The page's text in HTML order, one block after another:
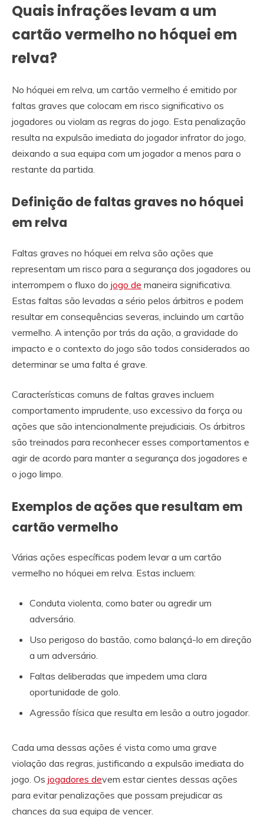
Quais infrações levam a um
cartão vermelho no hóquei em
relva?
No hóquei em relva, um cartão vermelho é emitido por
faltas graves que colocam em risco significativo os
jogadores ou violam as regras do jogo. Esta penalização
resulta na expulsão imediata do jogador infrator do jogo,
deixando a sua equipa com um jogador a menos para o
restante da partida.
Definição de faltas graves no hóquei
em relva
Faltas graves no hóquei em relva são ações que
representam um risco para a segurança dos jogadores ou
interrompem o fluxo do jogo de maneira significativa.
Estas faltas são levadas a sério pelos árbitros e podem
resultar em consequências severas, incluindo um cartão
vermelho. A intenção por trás da ação, a gravidade do
impacto e o contexto do jogo são todos considerados ao
determinar se uma falta é grave.
Características comuns de faltas graves incluem
comportamento imprudente, uso excessivo da força ou
ações que são intencionalmente prejudiciais. Os árbitros
são treinados para reconhecer esses comportamentos e
agir de acordo para manter a segurança dos jogadores e
o jogo limpo.
Exemplos de ações que resultam em
cartão vermelho
Várias ações específicas podem levar a um cartão
vermelho no hóquei em relva. Estas incluem:
Conduta violenta, como bater ou agredir um
adversário.
Uso perigoso do bastão, como balançá-lo em direção
a um adversário.
Faltas deliberadas que impedem uma clara
oportunidade de golo.
Agressão física que resulta em lesão a outro jogador.
Cada uma dessas ações é vista como uma grave
violação das regras, justificando a expulsão imediata do
jogo. Os jogadores devem estar cientes dessas ações
para evitar penalizações que possam prejudicar as
chances da sua equipa de vencer.